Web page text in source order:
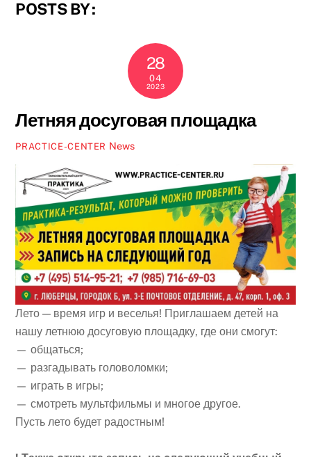
POSTS BY :
28
04
2023
Летняя досуговая площадка
PRACTICE-CENTER News
Лето — время игр и веселья! Приглашаем детей на
нашу летнюю досуговую площадку, где они смогут:
— общаться;
— разгадывать головоломки;
— играть в игры;
— смотреть мультфильмы и многое другое.
Пусть лето будет радостным!